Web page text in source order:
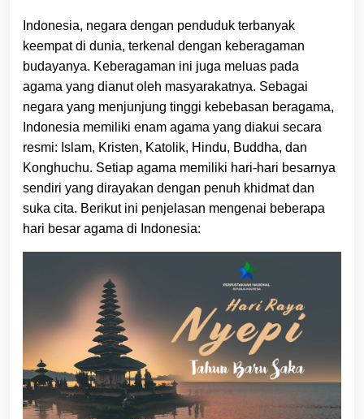
Indonesia, negara dengan penduduk terbanyak
keempat di dunia, terkenal dengan keberagaman
budayanya. Keberagaman ini juga meluas pada
agama yang dianut oleh masyarakatnya. Sebagai
negara yang menjunjung tinggi kebebasan beragama,
Indonesia memiliki enam agama yang diakui secara
resmi: Islam, Kristen, Katolik, Hindu, Buddha, dan
Konghuchu. Setiap agama memiliki hari-hari besarnya
sendiri yang dirayakan dengan penuh khidmat dan
suka cita. Berikut ini penjelasan mengenai beberapa
hari besar agama di Indonesia: